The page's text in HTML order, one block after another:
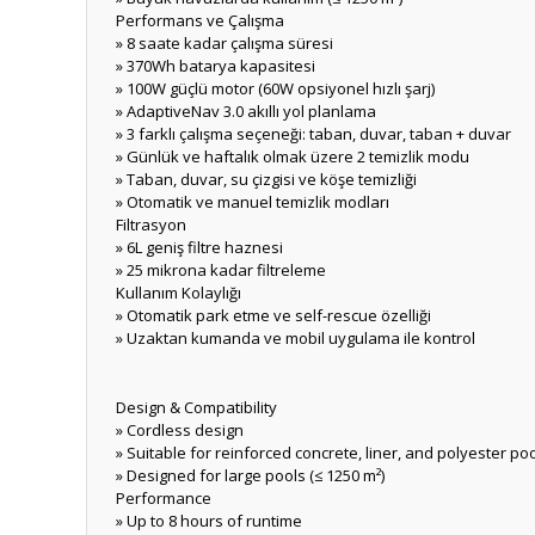
Performans ve Çalışma
» 8 saate kadar çalışma süresi
» 370Wh batarya kapasitesi
» 100W güçlü motor (60W opsiyonel hızlı şarj)
» AdaptiveNav 3.0 akıllı yol planlama
» 3 farklı çalışma seçeneği: taban, duvar, taban + duvar
» Günlük ve haftalık olmak üzere 2 temizlik modu
» Taban, duvar, su çizgisi ve köşe temizliği
» Otomatik ve manuel temizlik modları
Filtrasyon
» 6L geniş filtre haznesi
» 25 mikrona kadar filtreleme
Kullanım Kolaylığı
» Otomatik park etme ve self-rescue özelliği
» Uzaktan kumanda ve mobil uygulama ile kontrol
Design & Compatibility
» Cordless design
» Suitable for reinforced concrete, liner, and polyester
» Designed for large pools (≤ 1250 m²)
Performance
» Up to 8 hours of runtime